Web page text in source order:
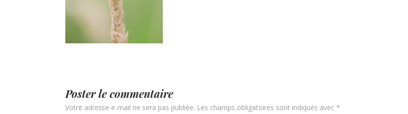
Poster le commentaire
Votre adresse e-mail ne sera pas publiée. Les champs obligatoires sont indiqués avec*